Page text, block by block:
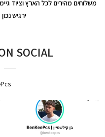
משלוחים מהירים לכל הארץ וציוד
ירגיש
SOCIAL